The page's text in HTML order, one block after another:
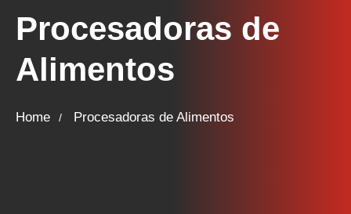
Procesadoras de
Alimentos
Home Procesadoras de Alimentos